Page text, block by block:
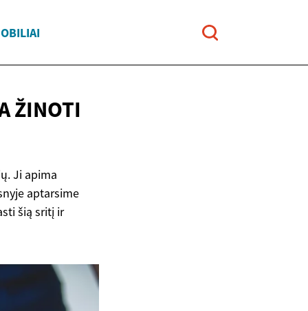
ŽINOTI
Ji apima
aptarsime
šią sritį ir